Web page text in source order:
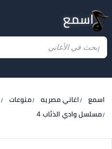
اسمع
اسمع اغاني مصريه منوعات
مسلسل وادي الذئاب 4